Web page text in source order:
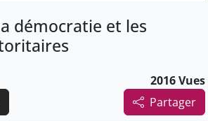
démocratie et les
2016 Vues
Partager